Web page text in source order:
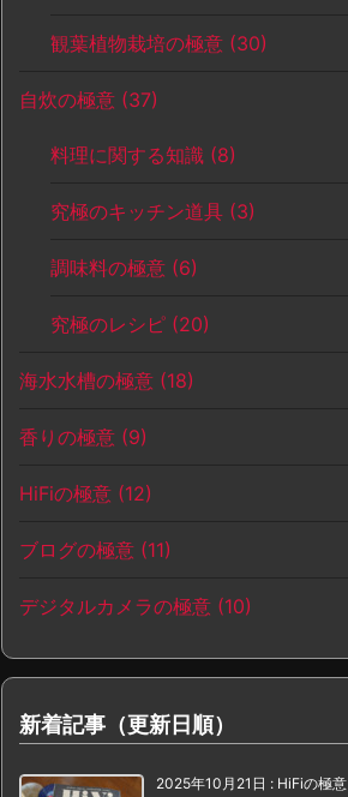
観葉植物栽培の極意 (30)
自炊の極意 (37)
料理に関する知識 (8)
究極のキッチン道具 (3)
調味料の極意 (6)
究極のレシピ (20)
海水水槽の極意 (18)
香りの極意 (9)
HiFiの極意 (12)
ブログの極意 (11)
デジタルカメラの極意 (10)
新着記事（更新日順）
2025年10月21日 : HiFiの極意